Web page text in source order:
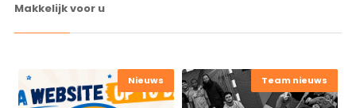
Makkelijk voor u
Nieuws Team nieuws